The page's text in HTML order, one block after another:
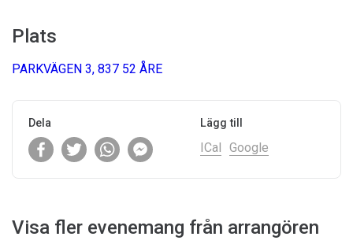
Plats
PARKVÄGEN 3, 837 52 ÅRE
Dela Lägg till
ICal Google
Visa fler evenemang från arrangören